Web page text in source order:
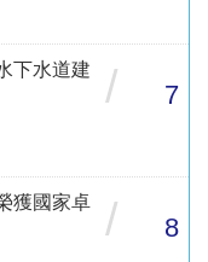
下水道建
/ 7
獲國家卓
/ 8